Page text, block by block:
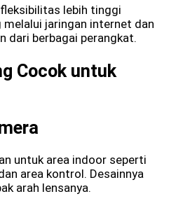
lebih tinggi
jaringan internet dan
dari berbagai perangkat.
Cocok untuk
untuk area indoor seperti
area kontrol. Desainnya
arah lensanya.